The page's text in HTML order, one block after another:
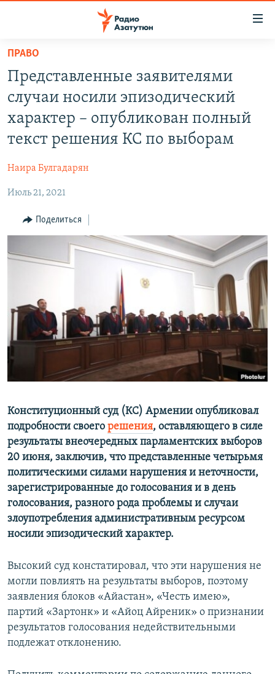
Перейти
основному
содержанию
Перейти
основной
Перейти
НОВОСТИ
ПОЛИТИКА
РЕГИОН
НАГОРНЫЙ КАРАБАХ
КУЛЬТУРА
АРХИВ
Հայերեն
English
Русский
Все сайты Радио Азатутюн
ПРАВО
Представленные заявителями
случаи носили эпизодический
характер – опубликован полный
текст решения КС по выборам
Наира Булгадарян
Июль 21, 2021
Поделиться
Конституционный суд (КС) Армении опубликовал
подробности своего решения, оставляющего в силе
результаты внеочередных парламентских выборов
20 июня, заключив, что представленные четырьмя
политическими силами нарушения и неточности,
зарегистрированные до голосования и в день
голосования, разного рода проблемы и случаи
злоупотребления административным ресурсом
носили эпизодический характер.
Высокий суд констатировал, что эти нарушения не
могли повлиять на результаты выборов, поэтому
заявления блоков «Айастан», «Честь имею»,
партий «Зартонк» и «Айоц Айреник» о признании
результатов голосования недействительными
подлежат отклонению.